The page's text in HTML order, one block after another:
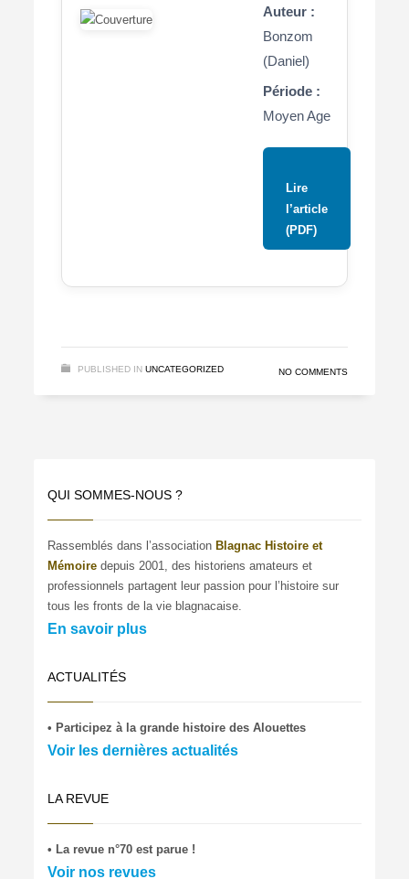
Auteur :
Bonzom
(Daniel)
Période :
Moyen Age
Lire
l’article
(PDF)
PUBLISHED IN UNCATEGORIZED NO COMMENTS
QUI SOMMES-NOUS ?
Rassemblés dans l’associationBlagnac Histoire et
Mémoire depuis 2001, des historiens amateurs et
professionnels partagent leur passion pour l’histoire sur
tous les fronts de la vie blagnacaise.
En savoir plus
ACTUALITÉS
• Participez à la grande histoire des Alouettes
Voir les dernières actualités
LA REVUE
• La revue n°70 est parue !
Voir nos revues